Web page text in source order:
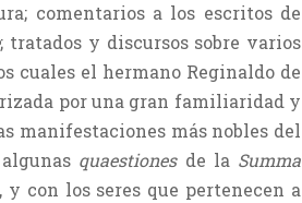
comentarios a los escritos de
; tratados y discursos sobre varios
cuales el hermano Reginaldo de
por una gran familiaridad y
manifestaciones más nobles del
quaestionesde la Summa
con los seres que pertenecen a